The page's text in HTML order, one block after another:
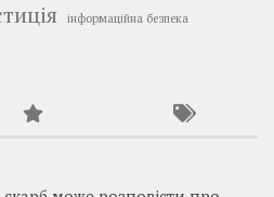
інформаційна безпека